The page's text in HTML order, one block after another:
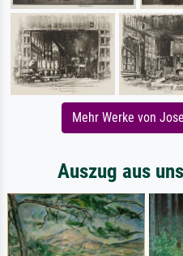
Mehr Werke von
Auszug aus